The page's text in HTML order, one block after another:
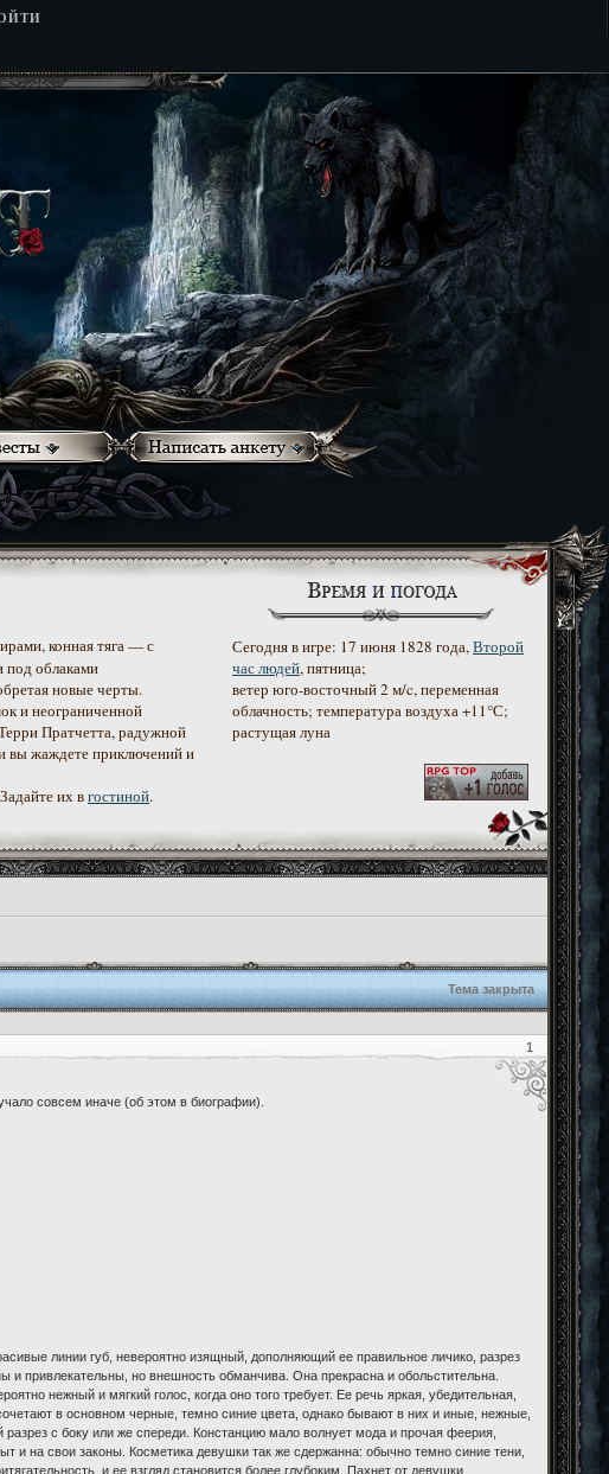
конная тяга — с
облаками
новые черты.
и неограниченной
Пратчетта, радужной
вы жаждете приключений и
их вгостиной.
Сегодня в игре: 17 июня 1828 года,Второй
час людей, пятница;
ветер юго-восточный 2 м/c, переменная
облачность; температура воздуха +11°С;
растущая луна
Тема закрыта
1
совсем иначе (об этом в биографии).
линии губ, невероятно изящный, дополняющий ее правильное личико, разрез
привлекательны, но внешность обманчива. Она прекрасна и обольстительна.
нежный и мягкий голос, когда оно того требует. Ее речь яркая, убедительная,
в основном черные, темно синие цвета, однако бывают в них и иные, нежные,
с боку или же спереди. Констанцию мало волнует мода и прочая феерия,
на свои законы. Косметика девушки так же сдержанна: обычно темно синие тени,
и ее взгляд становится более глубоким. Пахнет от девушки